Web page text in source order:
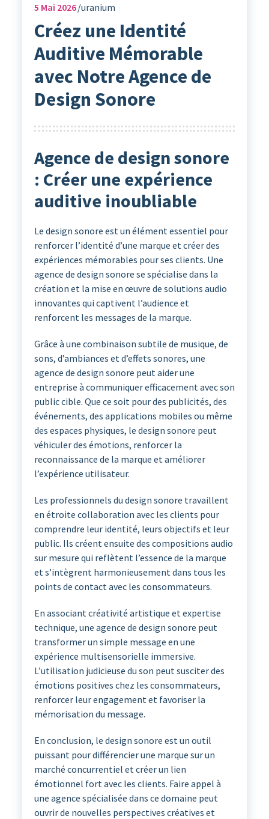
5 Mai 2026 uranium
Créez une Identité
Auditive Mémorable
avec Notre Agence de
Design Sonore
Agence de design sonore
: Créer une expérience
auditive inoubliable
Le design sonore est un élément essentiel pour
renforcer l’identité d’une marque et créer des
expériences mémorables pour ses clients. Une
agence de design sonore se spécialise dans la
création et la mise en œuvre de solutions audio
innovantes qui captivent l’audience et
renforcent les messages de la marque.
Grâce à une combinaison subtile de musique, de
sons, d’ambiances et d’effets sonores, une
agence de design sonore peut aider une
entreprise à communiquer efficacement avec son
public cible. Que ce soit pour des publicités, des
événements, des applications mobiles ou même
des espaces physiques, le design sonore peut
véhiculer des émotions, renforcer la
reconnaissance de la marque et améliorer
l’expérience utilisateur.
Les professionnels du design sonore travaillent
en étroite collaboration avec les clients pour
comprendre leur identité, leurs objectifs et leur
public. Ils créent ensuite des compositions audio
sur mesure qui reflètent l’essence de la marque
et s’intègrent harmonieusement dans tous les
points de contact avec les consommateurs.
En associant créativité artistique et expertise
technique, une agence de design sonore peut
transformer un simple message en une
expérience multisensorielle immersive.
L’utilisation judicieuse du son peut susciter des
émotions positives chez les consommateurs,
renforcer leur engagement et favoriser la
mémorisation du message.
En conclusion, le design sonore est un outil
puissant pour différencier une marque sur un
marché concurrentiel et créer un lien
émotionnel fort avec les clients. Faire appel à
une agence spécialisée dans ce domaine peut
ouvrir de nouvelles perspectives créatives et